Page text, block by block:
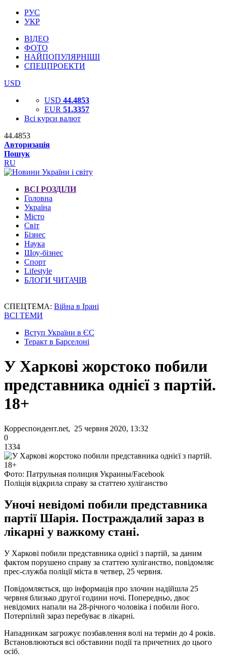
РУС
УКР
ВІДЕО
ФОТО
НАЙПОПУЛЯРНІШІ
СПЕЦПРОЕКТИ
USD
USD 44.4853
EUR 51.3357
Всі курси валют
44.4853
Авторизація
Пошук
RU
ВСІ РОЗДІЛИ
Головна
Україна
Місто
Світ
Бізнес
Наука
Шоу-бізнес
Спорт
Lifestyle
БЛОГИ ЧИТАЧІВ
СПЕЦТЕМА: Війна в Ірані
ВСІ ТЕМИ
Вступ України в ЄС
Теракт в Барселоні
У Харкові жорстоко побили
представника однієї з партій.
18+
Корреспондент.net, 25 червня 2020, 13:32
0
1334
Фото: Патрульная полиция Украины/Facebook
Поліція відкрила справу за статтею хуліганство
Уночі невідомі побили представника
партії Шарія. Постраждалий зараз в
лікарні у важкому стані.
У Харкові побили представника однієї з партій, за даним
фактом порушено справу за статтею хуліганство, повідомляє
прес-служба поліції міста в четвер, 25 червня.
Повідомляється, що інформація про злочин надійшла 25
червня близько другої години ночі. Попередньо, двоє
невідомих напали на 28-річного чоловіка і побили його.
Потерпілий зараз перебуває в лікарні.
Нападникам загрожує позбавлення волі на термін до 4 років.
Встановлюються всі обставини події та причетних до цього
осіб.